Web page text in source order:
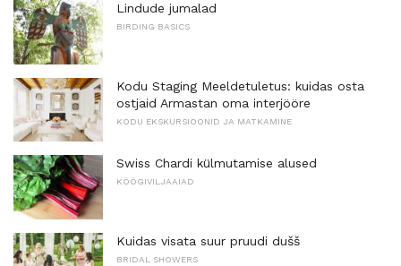
Lindude jumalad
BIRDING BASICS
Kodu Staging Meeldetuletus: kuidas osta
ostjaid Armastan oma interjööre
KODU EKSKURSIOONID JA MATKAMINE
Swiss Chardi külmutamise alused
KÖÖGIVILJAAIAD
Kuidas visata suur pruudi dušš
BRIDAL SHOWERS